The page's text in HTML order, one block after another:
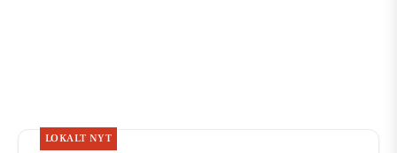
LOKALT NYT